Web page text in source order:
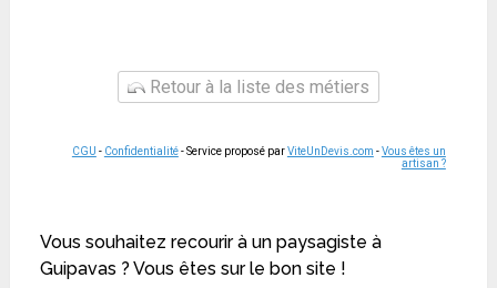
Retour à la liste des métiers
CGU - Confidentialité- Service proposé parViteUnDevis.com -Vous êtes un
artisan ?
Vous souhaitez recourir à un paysagiste à
Guipavas ? Vous êtes sur le bon site !